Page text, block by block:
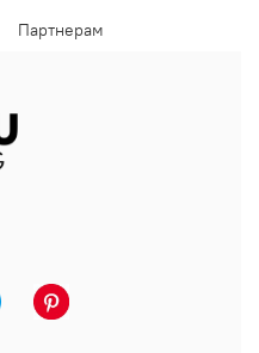
Партнерам